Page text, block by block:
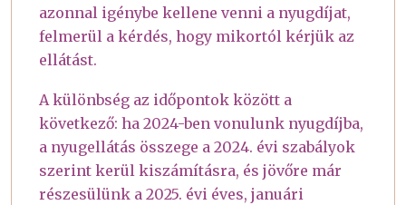
azonnal igénybe kellene venni a nyugdíjat,
felmerül a kérdés, hogy mikortól kérjük az
ellátást.
A különbség az időpontok között a
következő: ha 2024-ben vonulunk nyugdíjba,
a nyugellátás összege a 2024. évi szabályok
szerint kerül kiszámításra, és jövőre már
részesülünk a 2025. évi éves, januári